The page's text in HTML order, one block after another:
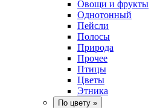
Овощи и фрукты
Однотонный
Пейсли
Полосы
Природа
Прочее
Птицы
Цветы
Этника
По цвету »